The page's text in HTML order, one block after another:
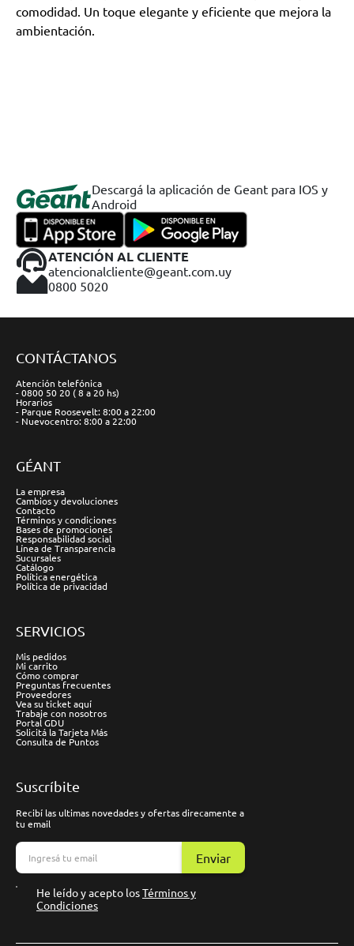
comodidad. Un toque elegante y eficiente que mejora la
ambientación.
Descargá la aplicación de Geant para IOS y
Android
ATENCIÓN AL CLIENTE
atencionalcliente@geant.com.uy
0800 5020
CONTÁCTANOS
Atención telefónica
- 0800 50 20 ( 8 a 20 hs)
Horarios
- Parque Roosevelt: 8:00 a 22:00
- Nuevocentro: 8:00 a 22:00
GÉANT
La empresa
Cambios y devoluciones
Contacto
Términos y condiciones
Bases de promociones
Responsabilidad social
Línea de Transparencia
Sucursales
Catálogo
Política energética
Política de privacidad
SERVICIOS
Mis pedidos
Mi carrito
Cómo comprar
Preguntas frecuentes
Proveedores
Vea su ticket aquí
Trabaje con nosotros
Portal GDU
Solicitá la Tarjeta Más
Consulta de Puntos
Suscríbite
Recibí las ultimas novedades y ofertas direcamente a
tu email
Enviar
He leído y acepto losTérminos y
Condiciones